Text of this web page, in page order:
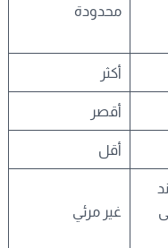
محدودة
أكثر
أقصر
أقل
غير مرئي